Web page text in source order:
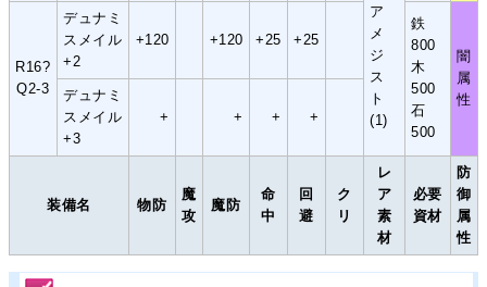
装備名 物防
魔
攻
魔防
命
中
回
避
ク
リ
レ
ア
素
材
必要
資材
防
御
属
性
ア
メ
ジ
ス
ト
(1)
R16?
Q2-3
デュナミ
スメイル
+2
+120 +120 +25 +25
鉄
800
木
500
石
500
闇
属
性
デュナミ
スメイル
+3
+ + + +